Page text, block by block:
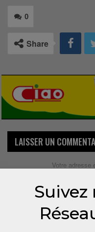
0
Share
LAISSER UN
Votre adresse
Suivez